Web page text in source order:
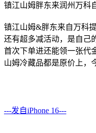
镇江山姆胖东来润州万科
镇江山姆&胖东来自万科
还有超多减活动，是自己
首次下单进还能领一张代
山姆冷藏品都是原价上，
---发自iPhone 16---